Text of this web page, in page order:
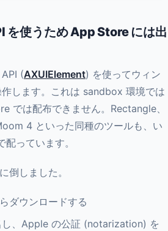
使うため App Store には出
(AXUIElement) を使ってウィン
作します。これは sandbox 環境では
では配布できません。Rectangle、
4 といった同種のツールも、い
っています。
倒しました。
ダウンロードする
、Apple の公証 (notarization) を